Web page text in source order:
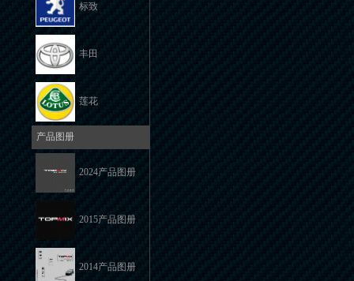
标致
丰田
莲花
产品图册
2024产品图册
2015产品图册
2014产品图册